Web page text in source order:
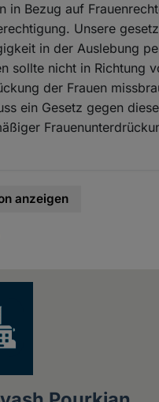
in Bezug auf
Unsere
in der Auslebung
sollte nicht in Richtung
der Frauen
ein Gesetz gegen
anzeigen